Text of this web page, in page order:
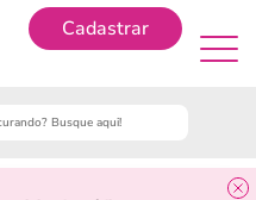
Cadastrar